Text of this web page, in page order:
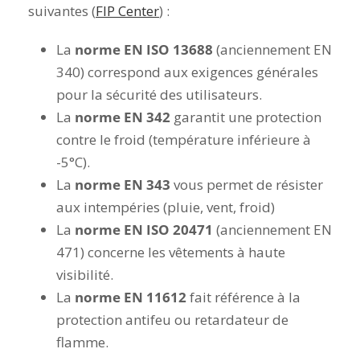
suivantes (FIP Center) :
La norme EN ISO 13688 (anciennement EN
340) correspond aux exigences générales
pour la sécurité des utilisateurs.
La norme EN 342 garantit une protection
contre le froid (température inférieure à
-5°C).
La norme EN 343 vous permet de résister
aux intempéries (pluie, vent, froid)
La norme EN ISO 20471 (anciennement EN
471) concerne les vêtements à haute
visibilité.
La norme EN 11612fait référence à la
protection antifeu ou retardateur de
flamme.